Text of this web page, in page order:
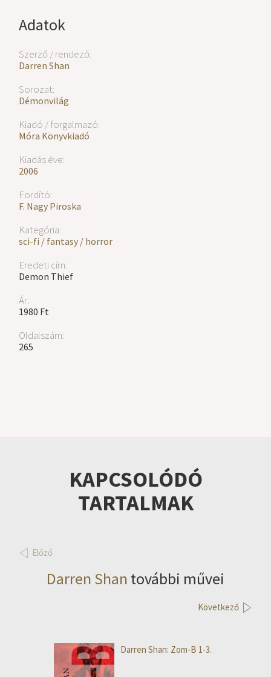
Adatok
Szerző / rendező:
Darren Shan
Sorozat:
Démonvilág
Kiadó / forgalmazó:
Móra Könyvkiadó
Kiadás éve:
2006
Fordító:
F. Nagy Piroska
Kategória:
sci-fi / fantasy / horror
Eredeti cím:
Demon Thief
Ár:
1980 Ft
Oldalszám:
265
KAPCSOLÓDÓ
TARTALMAK
Előző
Darren Shan további művei
Következő
Darren Shan: Zom-B 1-3.